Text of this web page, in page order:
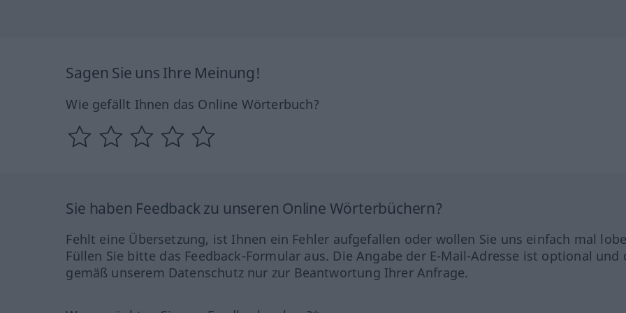
Sagen Sie uns Ihre Meinung!
Wie gefällt Ihnen das Online Wörterbuch?
Sie haben Feedback zu unseren Online Wörterbüchern?
Fehlt eine Übersetzung, ist Ihnen ein Fehler aufgefallen oder wollen Sie uns einfach mal
Füllen Sie bitte das Feedback-Formular aus. Die Angabe der E-Mail-Adresse ist optional und
gemäß unserem Datenschutz nur zur Beantwortung Ihrer Anfrage.